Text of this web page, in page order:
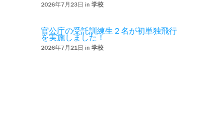
2026年7月23日 in 学校
官公庁の受託訓練生２名が初単独飛行
を実施しました！
2026年7月21日 in 学校